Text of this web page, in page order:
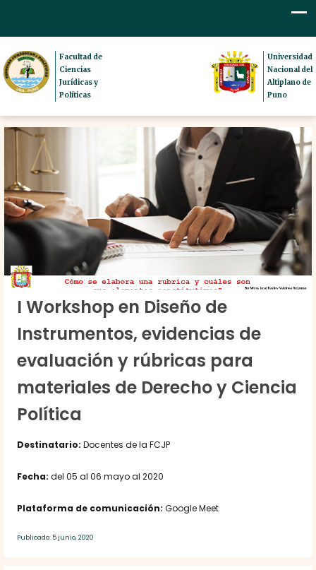
Facultad de
Ciencias
Jurídicas y
Políticas
Universidad
Nacional del
Altiplano de
Puno
I Workshop en Diseño de
Instrumentos, evidencias de
evaluación y rúbricas para
materiales de Derecho y Ciencia
Política
Destinatario: Docentes de la FCJP
Fecha: del 05 al 06 mayo al 2020
Plataforma de comunicación: Google Meet
Publicado: 5 junio, 2020